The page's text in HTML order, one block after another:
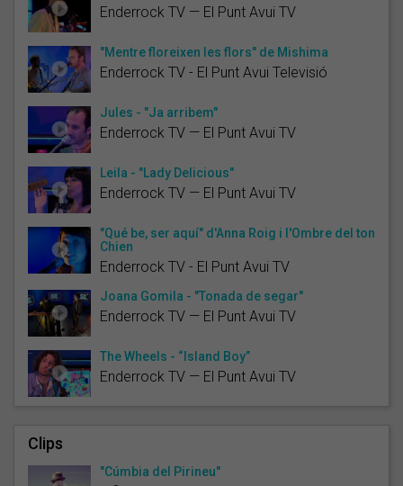
Enderrock TV — El Punt Avui TV
"Mentre floreixen les flors" de Mishima
Enderrock TV - El Punt Avui Televisió
Jules - "Ja arribem"
Enderrock TV — El Punt Avui TV
Leila - "Lady Delicious"
Enderrock TV — El Punt Avui TV
"Qué be, ser aquí" d'Anna Roig i l'Ombre del ton
Chien
Enderrock TV - El Punt Avui TV
Joana Gomila - "Tonada de segar"
Enderrock TV — El Punt Avui TV
The Wheels - “Island Boy”
Enderrock TV — El Punt Avui TV
Clips
"Cúmbia del Pirineu"